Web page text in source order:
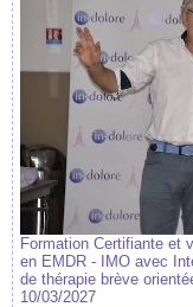
Formation Certifiante et
en EMDR - IMO avec
de thérapie brève
10/03/2027